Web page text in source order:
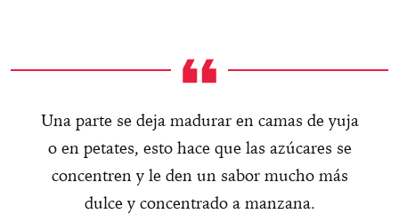
Una parte se deja madurar en camas de yuja
o en petates, esto hace que las azúcares se
concentren y le den un sabor mucho más
dulce y concentrado a manzana.